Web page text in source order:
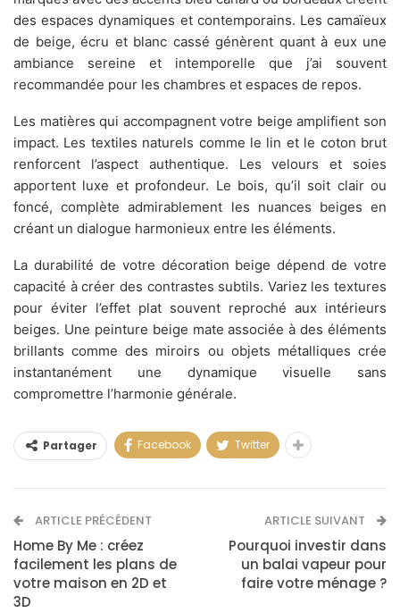
des espaces dynamiques et contemporains. Les camaïeux
de beige, écru et blanc cassé génèrent quant à eux une
ambiance sereine et intemporelle que j’ai souvent
recommandée pour les chambres et espaces de repos.
Les matières qui accompagnent votre beige amplifient son
impact. Les textiles naturels comme le lin et le coton brut
renforcent l’aspect authentique. Les velours et soies
apportent luxe et profondeur. Le bois, qu’il soit clair ou
foncé, complète admirablement les nuances beiges en
créant un dialogue harmonieux entre les éléments.
La durabilité de votre décoration beige dépend de votre
capacité à créer des contrastes subtils. Variez les textures
pour éviter l’effet plat souvent reproché aux intérieurs
beiges. Une peinture beige mate associée à des éléments
brillants comme des miroirs ou objets métalliques crée
instantanément une dynamique visuelle sans
compromettre l’harmonie générale.
Partager Facebook Twitter
ARTICLE PRÉCÉDENT
Home By Me : créez
facilement les plans de
votre maison en 2D et
3D
ARTICLE SUIVANT
Pourquoi investir dans
un balai vapeur pour
faire votre ménage ?